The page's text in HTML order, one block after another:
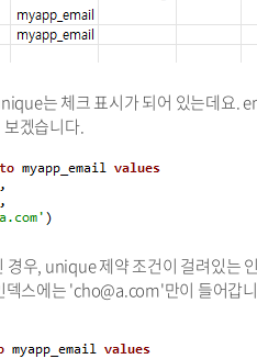
는 체크 표시가 되어 있는데요.
겠습니다.
우, unique 제약 조건이 걸려있는
스에는 'cho@a.com'만이 들어갑